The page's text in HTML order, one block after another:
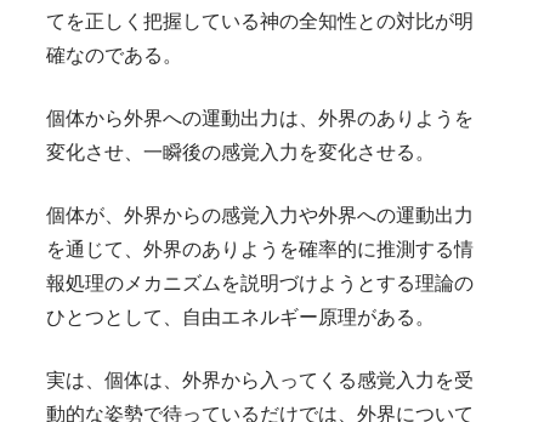
てを正しく把握している神の全知性との対比が明
確なのである。
個体から外界への運動出力は、外界のありようを
変化させ、一瞬後の感覚入力を変化させる。
個体が、外界からの感覚入力や外界への運動出力
を通じて、外界のありようを確率的に推測する情
報処理のメカニズムを説明づけようとする理論の
ひとつとして、自由エネルギー原理がある。
実は、個体は、外界から入ってくる感覚入力を受
動的な姿勢で待っているだけでは、外界について